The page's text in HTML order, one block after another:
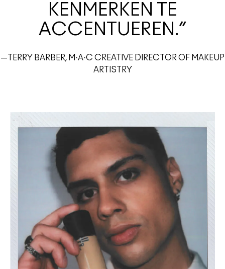
KENMERKEN TE
ACCENTUEREN.”
—TERRY BARBER, M·A·C CREATIVE DIRECTOR OF MAKEUP
ARTISTRY